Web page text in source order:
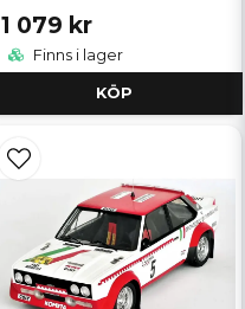
1 079 kr
Finns i lager
KÖP